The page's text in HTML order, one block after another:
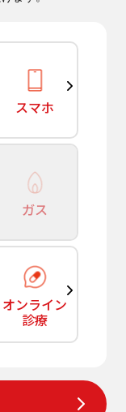
スマホ
ガス
オンライン
診療